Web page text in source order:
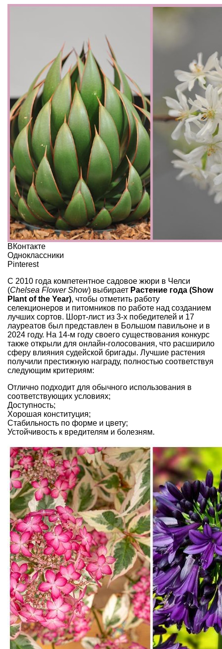
ВКонтакте
Одноклассники
Pinterest
С 2010 года компетентное садовое жюри в Челси
(Chelsea Flower Show) выбирает Растение года (Show
Plant of the Year), чтобы отметить работу
селекционеров и питомников по работе над созданием
лучших сортов. Шорт-лист из 3-х победителей и 17
лауреатов был представлен в Большом павильоне и в
2024 году. На 14-м году своего существования конкурс
также открыли для онлайн-голосования, что расширило
сферу влияния судейской бригады. Лучшие растения
получили престижную награду, полностью соответствуя
следующим критериям:
Отлично подходит для обычного использования в
соответствующих условиях;
Доступность;
Хорошая конституция;
Стабильность по форме и цвету;
Устойчивость к вредителям и болезням.